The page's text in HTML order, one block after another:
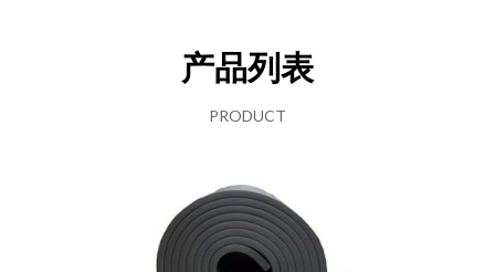
产品列表
PRODUCT